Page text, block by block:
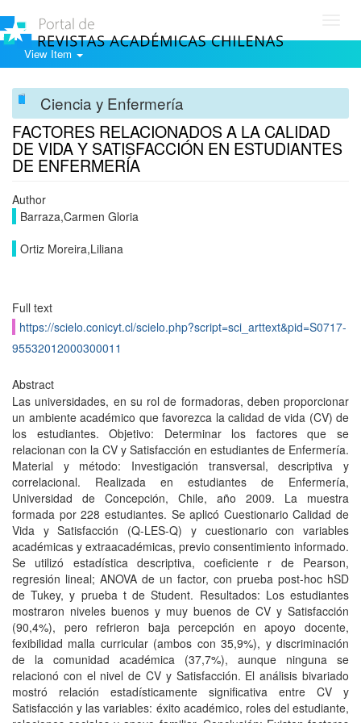
View Item
Ciencia y Enfermería
FACTORES RELACIONADOS A LA CALIDAD
DE VIDA Y SATISFACCIÓN EN ESTUDIANTES
DE ENFERMERÍA
Author
Barraza,Carmen Gloria
Ortiz Moreira,Liliana
Full text
https://scielo.conicyt.cl/scielo.php?script=sci_arttext&pid=S0717-
95532012000300011
Abstract
Las universidades, en su rol de formadoras, deben proporcionar
un ambiente académico que favorezca la calidad de vida (CV) de
los estudiantes. Objetivo: Determinar los factores que se
relacionan con la CV y Satisfacción en estudiantes de Enfermería.
Material y método: Investigación transversal, descriptiva y
correlacional. Realizada en estudiantes de Enfermería,
Universidad de Concepción, Chile, año 2009. La muestra
formada por 228 estudiantes. Se aplicó Cuestionario Calidad de
Vida y Satisfacción (Q-LES-Q) y cuestionario con variables
académicas y extraacadémicas, previo consentimiento informado.
Se utilizó estadística descriptiva, coeficiente r de Pearson,
regresión lineal; ANOVA de un factor, con prueba post-hoc hSD
de Tukey, y prueba t de Student. Resultados: Los estudiantes
mostraron niveles buenos y muy buenos de CV y Satisfacción
(90,4%), pero refrieron baja percepción en apoyo docente,
fexibilidad malla curricular (ambos con 35,9%), y discriminación
de la comunidad académica (37,7%), aunque ninguna se
relacionó con el nivel de CV y Satisfacción. El análisis bivariado
mostró relación estadísticamente significativa entre CV y
Satisfacción y las variables: éxito académico, roles del estudiante,